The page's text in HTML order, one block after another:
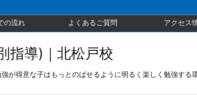
の流れ よくあるご質問 アクセス
指導)｜北松戸校
が得意な子はもっとのばせるように明るく楽しく勉強する